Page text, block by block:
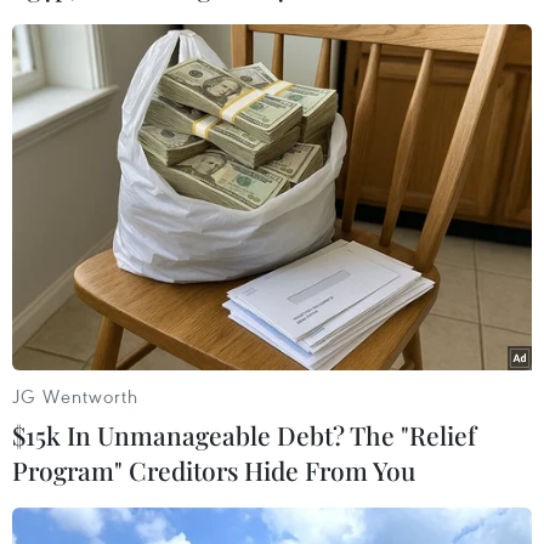
07/08/2026 06:46
Cơ cấu, số lượng, chế độ
với hiệu trưởng, hiệu phó
khi sắp xếp cơ sở giáo dục
07/08/2026 05:40
Vụ sập cầu Đắk Lung: Tạm
ngưng lưu thông và cấp
nước cho khoảng 50.000
người dân
07/08/2026 05:33
JG Wentworth
$15k In Unmanageable Debt? The "Relief
Program" Creditors Hide From You